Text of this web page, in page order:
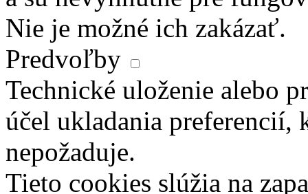
Nie je možné ich zakázať.
Predvoľby
Technické uloženie alebo
účel ukladania preferencií,
nepožaduje.
Tieto cookies slúžia na